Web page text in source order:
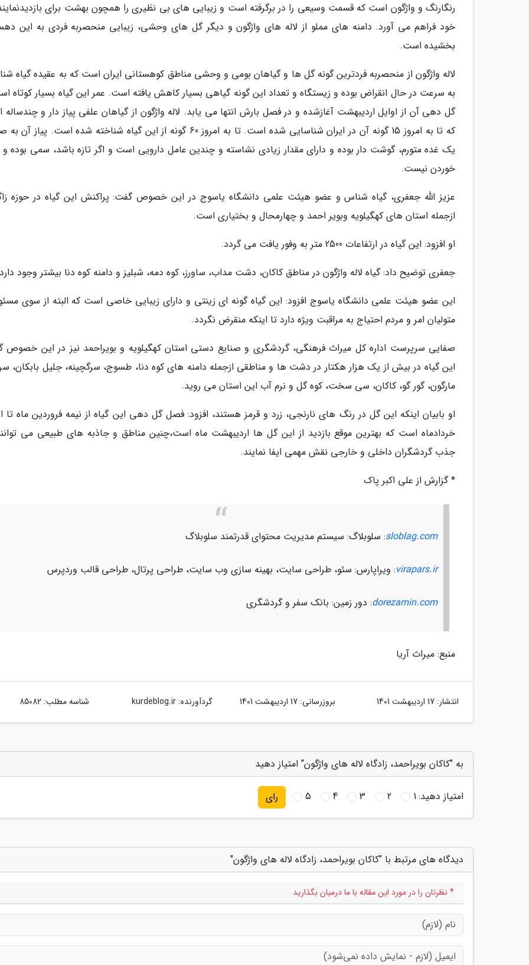
رنگارنگ و واژگون است که قسمت وسیعی را در برگرفته است و زیبایی های بی نظیری را همچون بهشت برای
خود فراهم می آورد. دامنه های مملو از لاله های واژگون و دیگر گل های وحشی، زیبایی منحصربه فردی به این
بخشیده است.
لاله واژگون از منحصربه فردترین گونه گل ها و گیاهان بومی و وحشی مناطق کوهستانی ایران است که به عقیده گیاه
به سرعت در حال انقراض بوده و زیستگاه و تعداد این گونه گیاهی بسیار کاهش یافته است. عمر این گیاه بسیار کوتاه
گل دهی آن از اوایل اردیبهشت آغازشده و در فصل بارش انتها می یابد. لاله واژگون از گیاهان علفی پیاز دار و
که تا به امروز 15 گونه آن در ایران شناسایی شده است. تا به امروز 60 گونه از این گیاه شناخته شده است. پیاز
یک غده متورم، گوشت دار بوده و دارای مقدار زیادی نشاسته و چندین عامل دارویی است و اگر تازه باشد، سمی بوده و
خوردن نیست.
عزیز الله جعفری، گیاه شناس و عضو هیئت علمی دانشگاه یاسوج در این خصوص گفت: پراکنش این گیاه در حوزه
ازجمله استان های کهگیلویه وبویر احمد و چهارمحال و بختیاری است.
او افزود: این گیاه در ارتفاعات 2500 متر به وفور یافت می گردد.
جعفری توضیح داد: گیاه لاله واژگون در مناطق کاکان، دشت مداب، ساورز، کوه دمه، شبلیز و دامنه کوه دنا بیشتر وجود
این عضو هیئت علمی دانشگاه یاسوج افزود: این گیاه گونه ای زینتی و دارای زیبایی خاصی است که البته از سوی
متولیان امر و مردم احتیاج به مراقبت ویژه دارد تا اینکه منقرض نگردد.
صفایی سرپرست اداره کل میراث فرهنگی، گردشگری و صنایع دستی استان کهگیلویه و بویراحمد نیز در این خصوص
این گیاه در بیش از یک هزار هکتار در دشت ها و مناطقی ازجمله دامنه های کوه دنا، طسوج، سرگچینه، جلیل بابکان،
مارگون، گور گو، کاکان، سی سخت، کوه گل و نرم آب این استان می روید.
او بابیان اینکه این گل در رنگ های نارنجی، زرد و قرمز هستند، افزود: فصل گل دهی این گیاه از نیمه فروردین ماه تا
خردادماه است که بهترین موقع بازدید از این گل ها اردیبهشت ماه است،چنین مناطق و جاذبه های طبیعی می
جذب گردشگران داخلی و خارجی نقش مهمی ایفا نمایند.
* گزارش از علی اکبر پاک
sloblag.com: سلوبلاگ: سیستم مدیریت محتوای قدرتمند سلوبلاگ
virapars.ir: ویراپارس: سئو، طراحی سایت، بهینه سازی وب سایت، طراحی پرتال، طراحی قالب وردپرس
dorezamin.com: دور زمین: بانک سفر و گردشگری
منبع: میراث آریا
انتشار: 17 اردیبهشت 1401 بروزرسانی: 17 اردیبهشت 1401 گردآورنده:kurdeblog.ir شناسه مطلب: 85082
به "کاکان بویراحمد، زادگاه لاله های واژگون" امتیاز دهید
امتیاز دهید:1
2
3
4
5 رای
دیدگاه های مرتبط با "کاکان بویراحمد، زادگاه لاله های واژگون"
* نظرتان را در مورد این مقاله با ما درمیان بگذارید